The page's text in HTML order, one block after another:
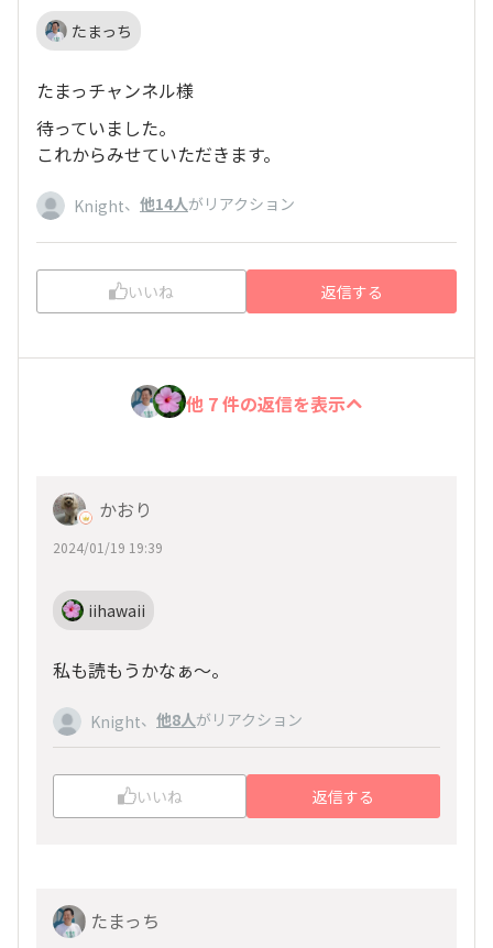
たまっち
たまっチャンネル様
待っていました。
これからみせていただきます。
Knight、 他14人がリアクション
いいね 返信する
他 7 件の返信を表示
かおり
2024/01/19 19:39
iihawaii
私も読もうかなぁ〜。
Knight、 他8人がリアクション
いいね 返信する
たまっち